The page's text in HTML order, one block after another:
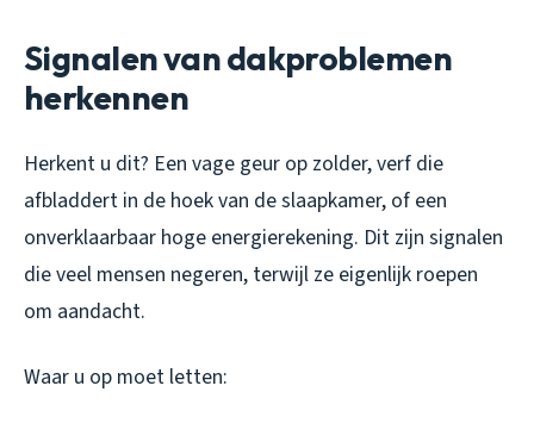
Signalen van dakproblemen
herkennen
Herkent u dit? Een vage geur op zolder, verf die
afbladdert in de hoek van de slaapkamer, of een
onverklaarbaar hoge energierekening. Dit zijn signalen
die veel mensen negeren, terwijl ze eigenlijk roepen
om aandacht.
Waar u op moet letten: